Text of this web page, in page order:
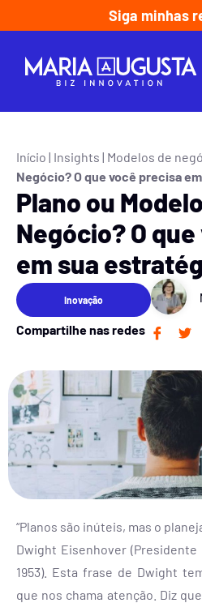
Siga minhas
Início | Insights | Modelos de
Negócio? O que você precisa
Plano ou
Negócio? O
em sua
Inovação
Compartilhe nas redes
“Planos são inúteis, mas o
Dwight Eisenhover (Presidente
1953). Esta frase de Dwight
que nos chama atenção. Diz